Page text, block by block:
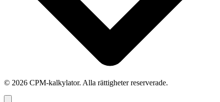
© 2026 CPM-kalkylator. Alla rättigheter reserverade.